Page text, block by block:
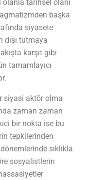
tarihsel olanı
başka
siyasete
tutmaya
karşıt gibi
tamamlayıcı
siyasi aktör olma
zaman zaman
bir nokta ise bu
tepkilerinden
sıklıkla
sosyalistlerin